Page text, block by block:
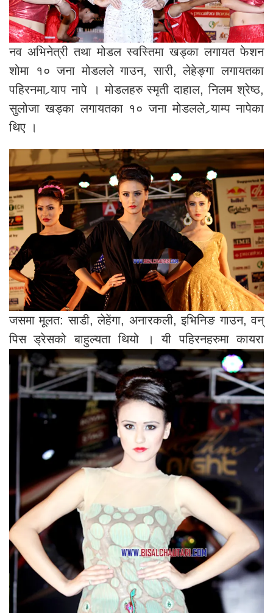
नव अभिनेत्री तथा मोडल स्वस्तिमा खड्का लगायत फेशन
शोमा १० जना मोडलले गाउन, सारी, लेहेङ्गा लगायतका
पहिरनमा र्‍याप नापे । मोडलहरु स्मृती दाहाल, निलम श्रेष्ठ,
सुलोजा खड्का लगायतका १० जना मोडलले र्‍याम्प नापेका
थिए ।
जसमा मूलत: साडी, लेहेंगा, अनारकली, इभिनिङ गाउन, वन्
पिस ड्रेसको बाहुल्यता थियो ।यी पहिरनहरुमा कायरा